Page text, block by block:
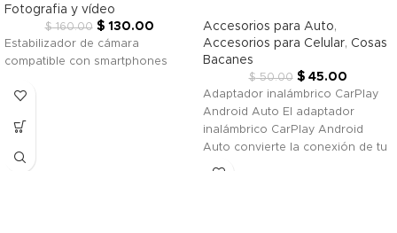
Fotografia y vídeo
$160.00 $130.00
Estabilizador de cámara
compatible con smartphones
Accesorios para Auto,
Accesorios para Celular, Cosas
Bacanes
$50.00 $45.00
Adaptador inalámbrico CarPlay
Android Auto El adaptador
inalámbrico CarPlay Android
Auto convierte la conexión de tu
vehículo de cable a